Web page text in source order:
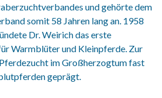
und gehörte dem
somit 58 Jahren lang an. 1958
Dr. Weirich das erste
Warmblüter und Kleinpferde. Zur
im Großherzogtum fast
geprägt.
Dr. Paul Weirich